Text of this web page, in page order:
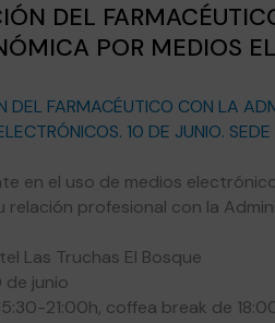
DEL
POR MEDIOS
DEL FARMACÉUTICO CON LA
10 DE JUNIO.
en el uso de medios
relación profesional con la
Las Truchas El Bosque
de junio
21:00h, coffea break de